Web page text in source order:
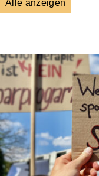
Alle anzeigen